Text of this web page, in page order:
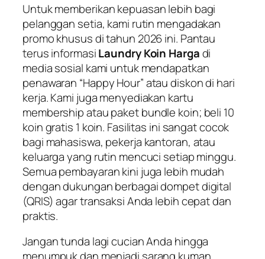
Untuk memberikan kepuasan lebih bagi
pelanggan setia, kami rutin mengadakan
promo khusus di tahun 2026 ini. Pantau
terus informasiLaundry Koin Hargadi
media sosial kami untuk mendapatkan
penawaran “Happy Hour” atau diskon di hari
kerja. Kami juga menyediakan kartu
membershipatau paketbundle koin; beli 10
koin gratis 1 koin. Fasilitas ini sangat cocok
bagi mahasiswa, pekerja kantoran, atau
keluarga yang rutin mencuci setiap minggu.
Semua pembayaran kini juga lebih mudah
dengan dukungan berbagai dompet digital
(QRIS) agar transaksi Anda lebih cepat dan
praktis.
Jangan tunda lagi cucian Anda hingga